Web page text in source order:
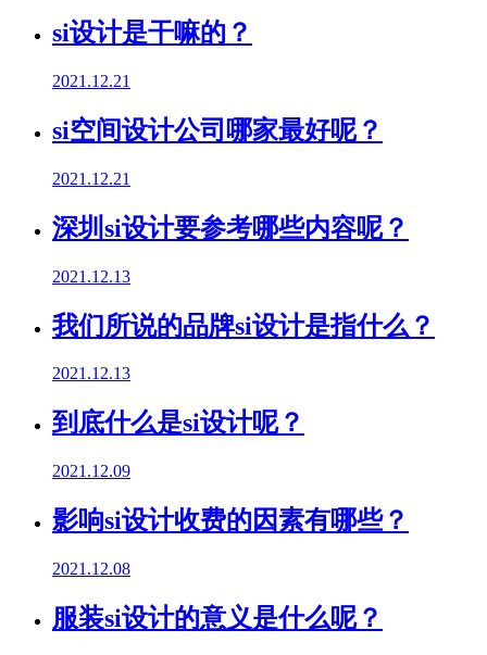
si设计是干嘛的？
2021.12.21
si空间设计公司哪家最好呢？
2021.12.21
深圳si设计要参考哪些内容呢？
2021.12.13
我们所说的品牌si设计是指什么？
2021.12.13
到底什么是si设计呢？
2021.12.09
影响si设计收费的因素有哪些？
2021.12.08
服装si设计的意义是什么呢？